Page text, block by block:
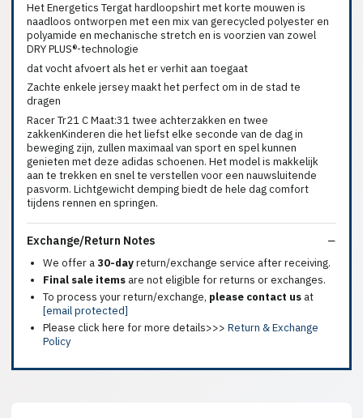
Het Energetics Tergat hardloopshirt met korte mouwen is
naadloos ontworpen met een mix van gerecycled polyester en
polyamide en mechanische stretch en is voorzien van zowel
DRY PLUS®-technologie
dat vocht afvoert als het er verhit aan toegaat
Zachte enkele jersey maakt het perfect om in de stad te
dragen
Racer Tr21 C Maat:31 twee achterzakken en twee
zakkenKinderen die het liefst elke seconde van de dag in
beweging zijn, zullen maximaal van sport en spel kunnen
genieten met deze adidas schoenen. Het model is makkelijk
aan te trekken en snel te verstellen voor een nauwsluitende
pasvorm. Lichtgewicht demping biedt de hele dag comfort
tijdens rennen en springen.
Exchange/Return Notes
We offer a30-dayreturn/exchange service after receiving.
Final sale items are not eligible for returns or exchanges.
To process your return/exchange, please contact us at
[email protected]
Please click here for more details>>> Return & Exchange
Policy